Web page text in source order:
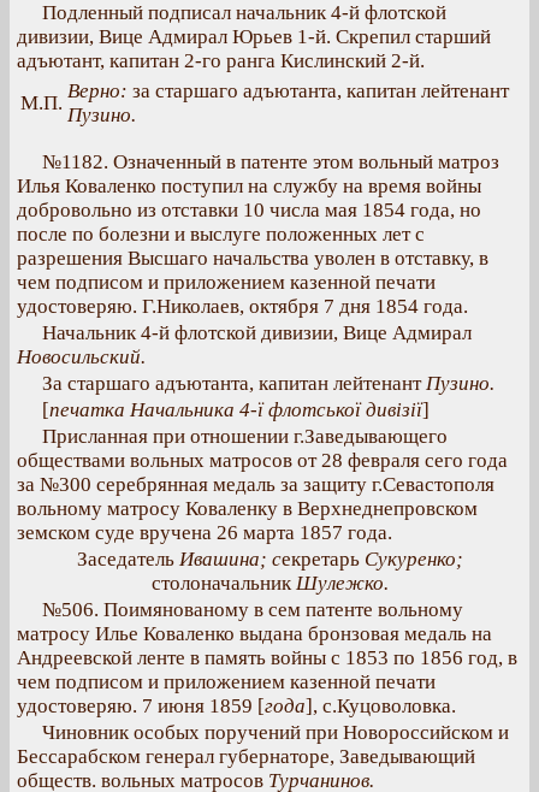
Подленный подписал начальник 4-й флотской
дивизии, Вице Адмирал Юрьев 1-й. Скрепил старший
адъютант, капитан 2-го ранга Кислинский 2-й.
М.П.
Верно: за старшаго адъютанта, капитан лейтенант
Пузино.
№1182. Означенный в патенте этом вольный матроз
Илья Коваленко поступил на службу на время войны
добровольно из отставки 10 числа мая 1854 года, но
после по болезни и выслуге положенных лет с
разрешения Высшаго начальства уволен в отставку, в
чем подписом и приложением казенной печати
удостоверяю. Г.Николаев, октября 7 дня 1854 года.
Начальник 4-й флотской дивизии, Вице Адмирал
Новосильский.
За старшаго адъютанта, капитан лейтенантПузино.
[печатка Начальника 4-ї флотської дивізії]
Присланная при отношении г.Заведывающего
обществами вольных матросов от 28 февраля сего года
за №300 серебрянная медаль за защиту г.Севастополя
вольному матросу Коваленку в Верхнеднепровском
земском суде вручена 26 марта 1857 года.
ЗаседательИвашина; секретарь Сукуренко;
столоначальникШулежко.
№506. Поимянованому в сем патенте вольному
матросу Илье Коваленко выдана бронзовая медаль на
Андреевской ленте в память войны с 1853 по 1856 год, в
чем подписом и приложением казенной печати
удостоверяю. 7 июня 1859 [года], с.Куцоволовка.
Чиновник особых поручений при Новороссийском и
Бессарабском генерал губернаторе, Заведывающий
обществ. вольных матросов Турчанинов.